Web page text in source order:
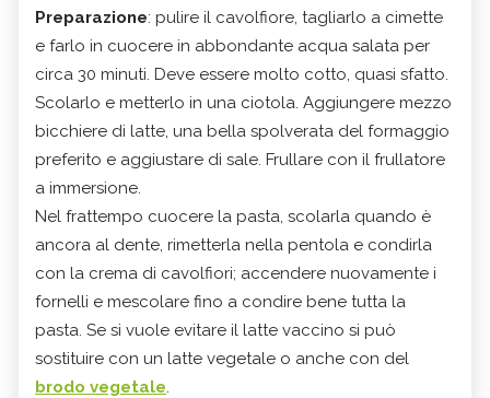
Preparazione: pulire il cavolfiore, tagliarlo a cimette
e farlo in cuocere in abbondante acqua salata per
circa 30 minuti. Deve essere molto cotto, quasi sfatto.
Scolarlo e metterlo in una ciotola. Aggiungere mezzo
bicchiere di latte, una bella spolverata del formaggio
preferito e aggiustare di sale. Frullare con il frullatore
a immersione.
Nel frattempo cuocere la pasta, scolarla quando è
ancora al dente, rimetterla nella pentola e condirla
con la crema di cavolfiori; accendere nuovamente i
fornelli e mescolare fino a condire bene tutta la
pasta. Se si vuole evitare il latte vaccino si può
sostituire con un latte vegetale o anche con del
brodo vegetale.